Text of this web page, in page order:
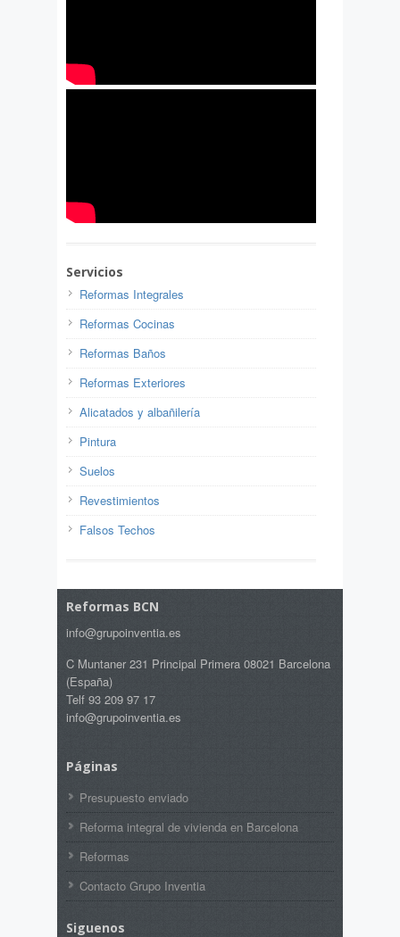
Servicios
Reformas Integrales
Reformas Cocinas
Reformas Baños
Reformas Exteriores
Alicatados y albañilería
Pintura
Suelos
Revestimientos
Falsos Techos
Reformas BCN
info@grupoinventia.es
C Muntaner 231 Principal Primera 08021 Barcelona
(España)
Telf 93 209 97 17
info@grupoinventia.es
Páginas
Presupuesto enviado
Reforma integral de vivienda en Barcelona
Reformas
Contacto Grupo Inventia
Siguenos